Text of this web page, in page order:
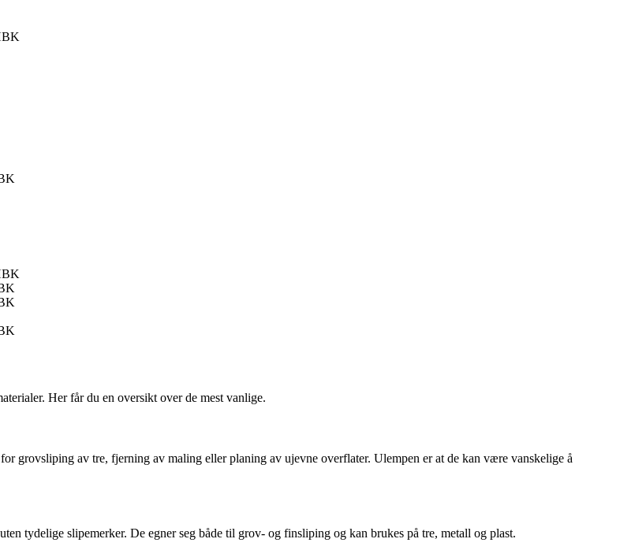
Her får du en oversikt over de mest vanlige.
grovsliping av tre, fjerning av maling eller planing av ujevne overflater. Ulempen er at de kan være vanskelige å
tydelige slipemerker. De egner seg både til grov- og finsliping og kan brukes på tre, metall og plast.